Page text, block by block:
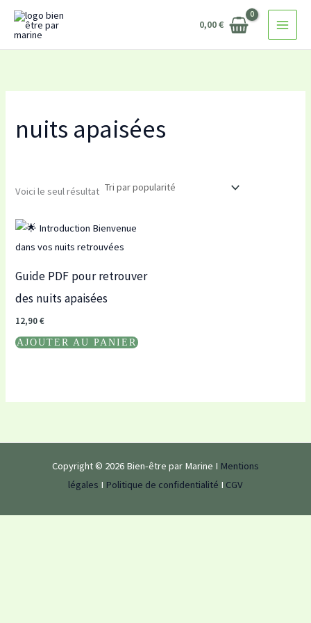
Aller
0,00€
nuits apaisées
Voici le seul résultat
Guide PDF pour retrouver
des nuits apaisées
12,90€
AJOUTER AU PANIER
Copyright © 2026 Bien-être par Marine I Mentions
légales I Politique de confidentialité I CGV